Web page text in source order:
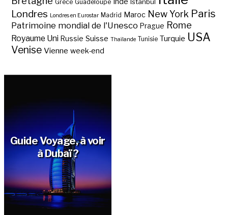
Grèce Guadeloupe
Londres Londres en Eurostar Madrid Maroc New York Paris
Patrimoine mondial de l'Unesco Prague Rome
Royaume Uni Russie Suisse Thaïlande Tunisie Turquie USA
Venise Vienne week-end
Guide Voyage, à voir
à Dubaï ?